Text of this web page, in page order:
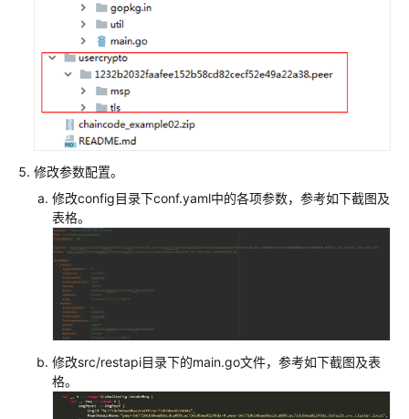
修改参数配置。
修改config目录下conf.yaml中的各项参数，参考如下截图及
表格。
修改src/restapi目录下的main.go文件，参考如下截图及表
格。